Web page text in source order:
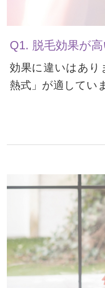
Q1. 脱毛効果が
効果に違いはあり
熱式」が適してい